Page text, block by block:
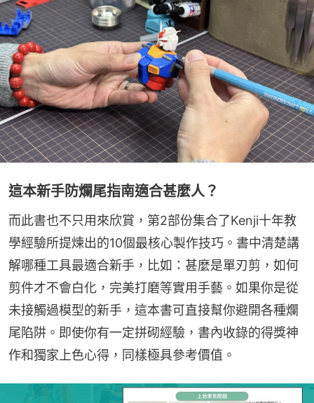
這本新手防爛尾指南適合甚麼人？
而此書也不只用來欣賞，第2部份集合了Kenji十年教
學經驗所提煉出的10個最核心製作技巧。書中清楚講
解哪種工具最適合新手，比如：甚麼是單刃剪，如何
剪件才不會白化，完美打磨等實用手藝。如果你是從
未接觸過模型的新手，這本書可直接幫你避開各種爛
尾陷阱。即使你有一定拼砌經驗，書內收錄的得獎神
作和獨家上色心得，同樣極具參考價值。